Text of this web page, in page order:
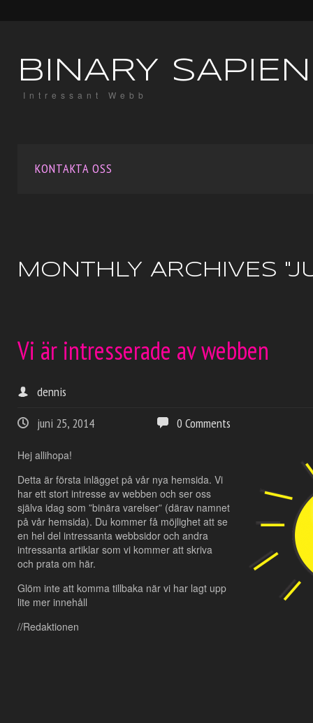
BINARY SAPIEN
Intressant Webb
KONTAKTA OSS
MONTHLY ARCHIVES
Vi är intresserade av webben
dennis
juni 25, 2014
0 Comments
Hej allihopa!
Detta är första inlägget på vår nya hemsida. Vi
har ett stort intresse av webben och ser oss
själva idag som ”binära varelser” (därav namnet
på vår hemsida). Du kommer få möjlighet att se
en hel del intressanta webbsidor och andra
intressanta artiklar som vi kommer att skriva
och prata om här.
Glöm inte att komma tillbaka när vi har lagt upp
lite mer innehåll
//Redaktionen